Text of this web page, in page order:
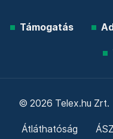
Támogatás
© 2026 Telex.hu Zrt.
Átláthatóság